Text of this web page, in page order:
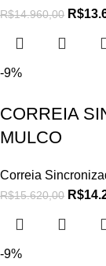
R$14.960,00 R$
-9%
CORREIA
MULCO
Correia
R$15.620,00 R$
-9%